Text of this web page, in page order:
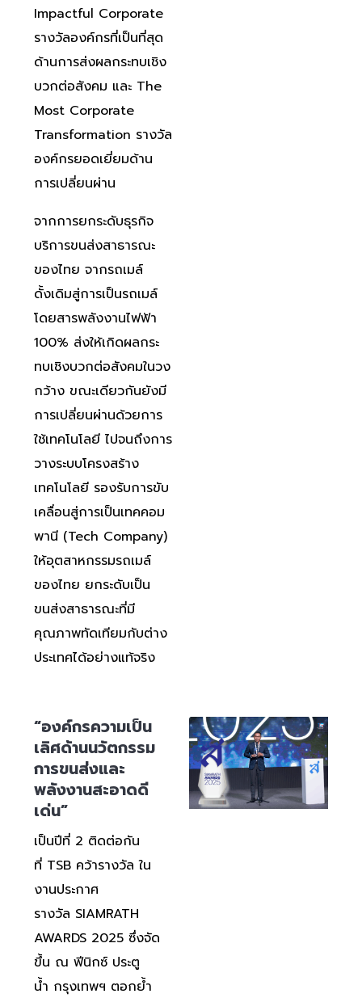
Impactful Corporate
รางวัลองค์กรที่เป็นที่สุด
ด้านการส่งผลกระทบเชิง
บวกต่อสังคม และ The
Most Corporate
Transformation รางวัล
องค์กรยอดเยี่ยมด้าน
การเปลี่ยนผ่าน
จากการยกระดับธุรกิจ
บริการขนส่งสาธารณะ
ของไทย จากรถเมล์
ดั้งเดิมสู่การเป็นรถเมล์
โดยสารพลังงานไฟฟ้า
100% ส่งให้เกิดผลกระ
ทบเชิงบวกต่อสังคมในวง
กว้าง ขณะเดียวกันยังมี
การเปลี่ยนผ่านด้วยการ
ใช้เทคโนโลยี ไปจนถึงการ
วางระบบโครงสร้าง
เทคโนโลยี รองรับการขับ
เคลื่อนสู่การเป็นเทคคอม
พานี (Tech Company)
ให้อุตสาหกรรมรถเมล์
ของไทย ยกระดับเป็น
ขนส่งสาธารณะที่มี
คุณภาพทัดเทียมกับต่าง
ประเทศได้อย่างแท้จริง
“องค์กรความเป็น
เลิศด้านนวัตกรรม
การขนส่งและ
พลังงานสะอาดดี
เด่น”
เป็นปีที่ 2 ติดต่อกัน
ที่ TSB คว้ารางวัล ใน
งานประกาศ
รางวัล SIAMRATH
AWARDS 2025 ซึ่งจัด
ขึ้น ณ ฟีนิกซ์ ประตู
น้ำ กรุงเทพฯ ตอกย้ำ